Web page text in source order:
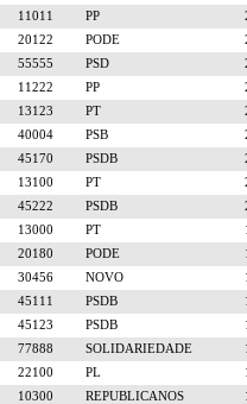
11011 PP
20122 PODE
55555 PSD
11222 PP
13123 PT
40004 PSB
45170 PSDB
13100 PT
45222 PSDB
13000 PT
20180 PODE
30456 NOVO
45111 PSDB
45123 PSDB
77888 SOLIDARIEDADE
22100 PL
10300 REPUBLICANOS